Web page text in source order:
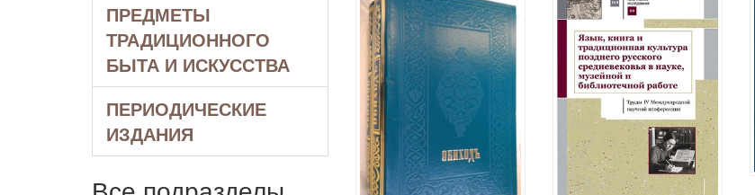
ПРЕДМЕТЫ
ТРАДИЦИОННОГО
БЫТА И ИСКУССТВА
ПЕРИОДИЧЕСКИЕ
ИЗДАНИЯ